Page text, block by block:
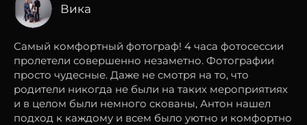
Вика
Самый комфортный фотограф! 4 часа фотосессии
пролетели совершенно незаметно. Фотографии
просто чудесные. Даже не смотря на то, что
родители никогда не были на таких мероприятиях
и в целом были немного скованы, Антон нашел
подход к каждому и всем было уютно и комфортно